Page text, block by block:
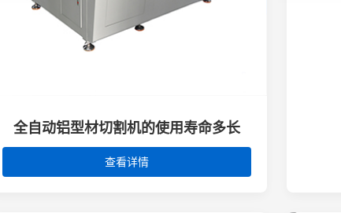
全自动铝型材切割机的使用寿命多长
查看详情